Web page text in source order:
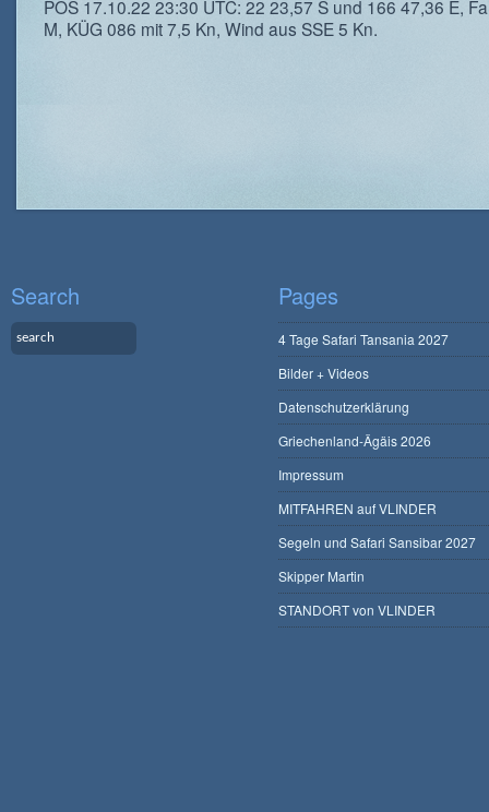
POS 17.10.22 23:30 UTC: 22 23,57 S und 166 47,36 E,
M, KÜG 086 mit 7,5 Kn, Wind aus SSE 5 Kn.
Search Pages
4 Tage Safari Tansania 2027
Bilder + Videos
Datenschutzerklärung
Griechenland-Ägäis 2026
Impressum
MITFAHREN auf VLINDER
Segeln und Safari Sansibar 2027
Skipper Martin
STANDORT von VLINDER